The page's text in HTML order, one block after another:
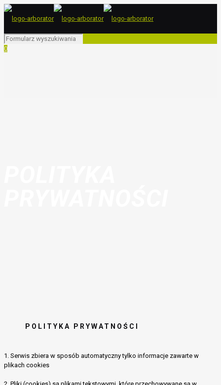
0
POLITYKA PRYWATNOŚCI
1. Serwis zbiera w sposób automatyczny tylko informacje zawarte w
plikach cookies